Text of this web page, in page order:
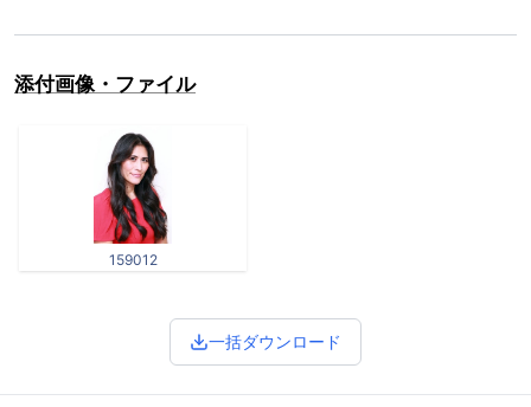
添付画像・ファイル
159012
一括ダウンロード